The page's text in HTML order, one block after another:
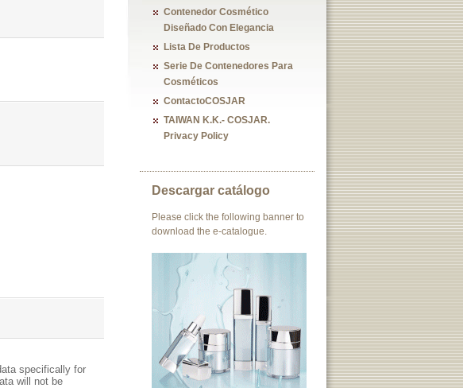
specifically for
will not be
Contenedor Cosmético
Diseñado Con Elegancia
Lista De Productos
Serie De Contenedores Para
Cosméticos
ContactoCOSJAR
TAIWAN K.K.- COSJAR.
Privacy Policy
Descargar catálogo
Please click the following banner to
download the e-catalogue.